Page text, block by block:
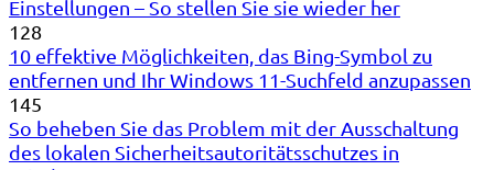
Einstellungen – So stellen Sie sie wieder her
128
10 effektive Möglichkeiten, das Bing-Symbol zu
entfernen und Ihr Windows 11-Suchfeld anzupassen
145
So beheben Sie das Problem mit der Ausschaltung
des lokalen Sicherheitsautoritätsschutzes in